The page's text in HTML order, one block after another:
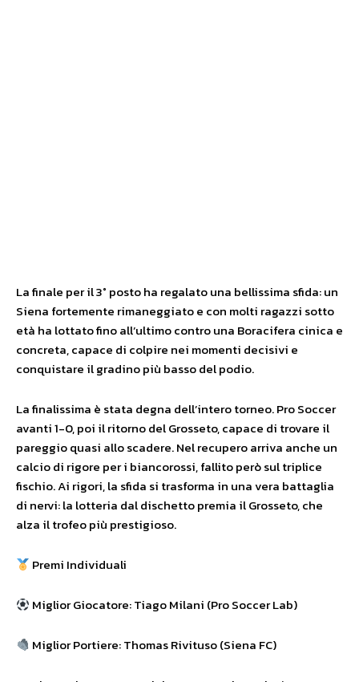
La finale per il 3° posto ha regalato una bellissima sfida: un
Siena fortemente rimaneggiato e con molti ragazzi sotto
età ha lottato fino all’ultimo contro una Boracifera cinica e
concreta, capace di colpire nei momenti decisivi e
conquistare il gradino più basso del podio.
La finalissima è stata degna dell’intero torneo. Pro Soccer
avanti 1-0, poi il ritorno del Grosseto, capace di trovare il
pareggio quasi allo scadere. Nel recupero arriva anche un
calcio di rigore per i biancorossi, fallito però sul triplice
fischio. Ai rigori, la sfida si trasforma in una vera battaglia
di nervi: la lotteria dal dischetto premia il Grosseto, che
alza il trofeo più prestigioso.
Premi Individuali
Miglior Giocatore: Tiago Milani (Pro Soccer Lab)
Miglior Portiere: Thomas Rivituso (Siena FC)